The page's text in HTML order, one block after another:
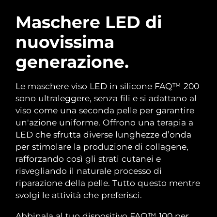
Maschere LED di
nuovissima
generazione.
Le maschere viso LED in silicone FAQ™ 200
sono ultraleggere, senza fili e si adattano al
viso come una seconda pelle per garantire
un'azione uniforme. Offrono una terapia a
LED che sfrutta diverse lunghezze d’onda
per stimolare la produzione di collagene,
rafforzando così gli strati cutanei e
risvegliando il naturale processo di
riparazione della pelle. Tutto questo mentre
svolgi le attività che preferisci.
Detersione viso
Anti-aging massage
LUNA™ 4 Plus
Massage, LED heating
LUNA™ 4 Men
For men, anti-aging massage
Lifting viso
Microcurrent toning
BEAR™ 2 go
Microcurrent toning on-the-go
BEAR™ 2 eyes & lips
Microcurrent line smoothing device
Idratazione
UFO™ 3 pacchetto
Deep facial hydration
UFO™ 3 LED
Near-infrared and red light therapy
device
Igiene orale
issa™ 4
Hybrid silicone sonic toothbrush
issa™ 4 plus
Smart hybrid silicone sonic toothbrush
TRATTAMENTI ANTI-AGE FAQ™
Anti-age Trattamenti LED
NEW
Austria Consegna stimata
Bahrein
Belgio Consegna stimata
Bermuda Consegna stimata8/14/26
Bosnia ed
Erzegovina
Consegna stimata8/11/26
Brunei Consegna stimata 8/13/26
Bulgaria Consegna stimata
Canada Consegna stimata8/12/26